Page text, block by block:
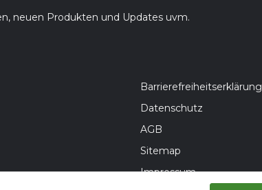
neuen Produkten und Updates uvm.
Barrierefreiheitserklärung
Datenschutz
AGB
Sitemap
Impressum